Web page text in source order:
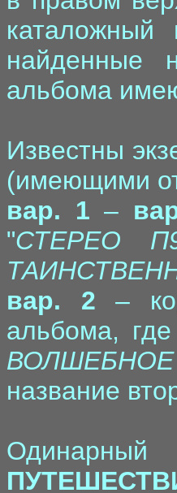
найденные
альбома
Известны
(имеющими
вар. 1 –
"СТЕРЕО
вар. 2 –
альбома,
название